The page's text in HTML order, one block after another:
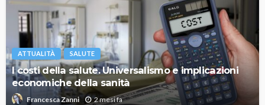
ATTUALITÀ SALUTE
I costi della salute. Universalismo e implicazioni
economiche della sanità
Francesca Zanni 2 mesi fa